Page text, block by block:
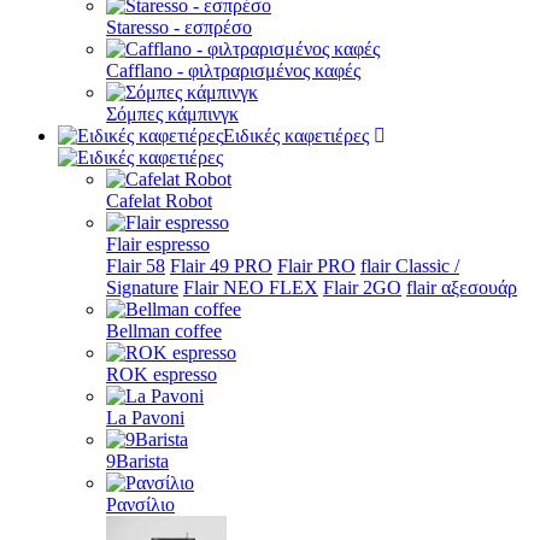
Staresso - εσπρέσο
Cafflano - φιλτραρισμένος καφές
Σόμπες κάμπινγκ
Ειδικές καφετιέρες
Cafelat Robot
Flair espresso
Flair 58 Flair 49 PRO Flair PRO flair Classic /
Signature Flair NEO FLEX Flair 2GO flair αξεσουάρ
Bellman coffee
ROK espresso
La Pavoni
9Barista
Ρανσίλιο